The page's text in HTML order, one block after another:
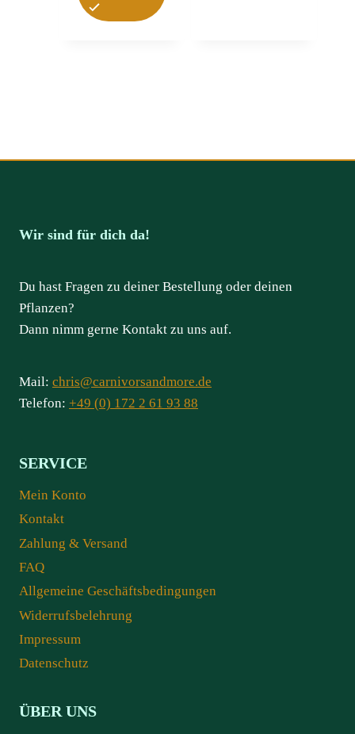
Wir sind für dich da!
Du hast Fragen zu deiner Bestellung oder deinen
Pflanzen?
Dann nimm gerne Kontakt zu uns auf.
Mail: chris@carnivorsandmore.de
Telefon: +49 (0) 172 2 61 93 88
SERVICE
Mein Konto
Kontakt
Zahlung & Versand
FAQ
Allgemeine Geschäftsbedingungen
Widerrufsbelehrung
Impressum
Datenschutz
ÜBER UNS